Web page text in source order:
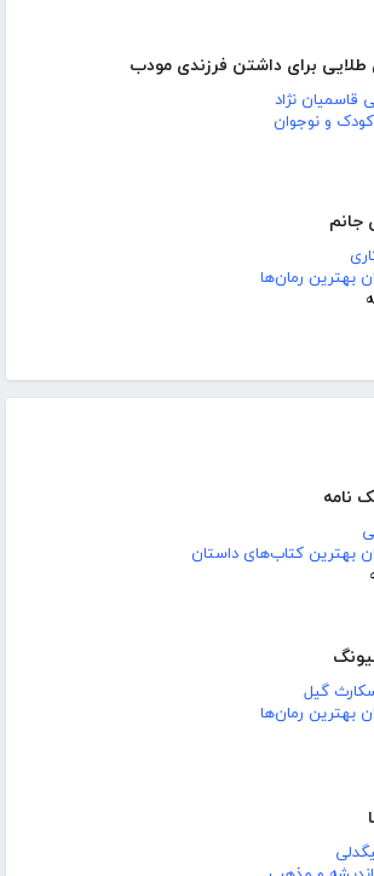
قاسمیان نژاد
و نوجوان
جانم
بهترین رمان‌ها
نامه
بهترین کتاب‌های داستان
گیل
بهترین رمان‌ها